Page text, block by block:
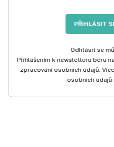
PŘIHLÁSIT
Odhlásit se
Přihlášením k newsletteru beru
zpracování osobních údajů.
osobních údajů